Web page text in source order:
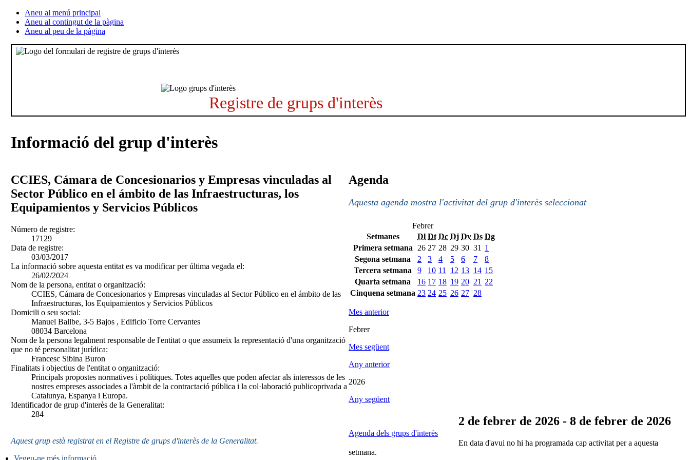
Aneu al menú principal
Aneu al contingut de la pàgina
Aneu al peu de la pàgina
Registre de grups d'interès
Informació del grup d'interès
CCIES, Cámara de Concesionarios y Empresas vinculadas al
Sector Público en el ámbito de las Infraestructuras, los
Equipamientos y Servicios Públicos
Número de registre:
17129
Data de registre:
03/03/2017
La informació sobre aquesta entitat es va modificar per última vegada el:
26/02/2024
Nom de la persona, entitat o organització:
CCIES, Cámara de Concesionarios y Empresas vinculadas al Sector Público en el ámbito de las
Infraestructuras, los Equipamientos y Servicios Públicos
Domicili o seu social:
Manuel Ballbe, 3-5 Bajos , Edificio Torre Cervantes
08034 Barcelona
Nom de la persona legalment responsable de l'entitat o que assumeix la representació d'una organització
que no té personalitat jurídica:
Francesc Sibina Buron
Finalitats i objectius de l'entitat o organització:
Principals propostes normatives i polítiques. Totes aquelles que poden afectar als interessos de les
nostres empreses associades a l'àmbit de la contractació pública i la col·laboració publicoprivada a
Catalunya, Espanya i Europa.
Identificador de grup d'interès de la Generalitat:
284
Aquest grup està registrat en el Registre de grups d'interès de la Generalitat.
Vegeu-ne més informació
Agenda
Aquesta agenda mostra l'activitat del grup d'interès seleccionat
Febrer
Setmanes
Dl Dt Dc Dj Dv Ds Dg
Primera setmana
26 27 28 29 30 31 1
Segona setmana
2 3 4 5 6 7
8
Tercera setmana
9 10 11 12 13 14 15
Quarta setmana
16 17 18 19 20 21 22
Cinquena setmana 23 24 25 26 27 28
Mes anterior
Febrer
Mes següent
Any anterior
2026
Any següent
Agenda dels grups d'interès
2 de febrer de 2026 - 8 de febrer de 2026
En data d'avui no hi ha programada cap activitat per a aquesta
setmana.